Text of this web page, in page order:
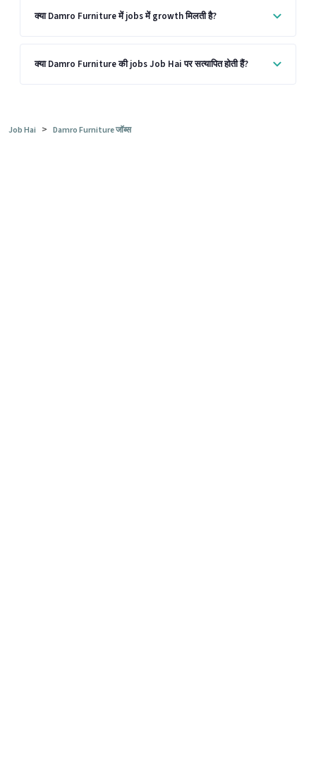
क्या Damro Furniture में jobs में growth मिलती है?
क्या Damro Furniture की jobs Job Hai पर सत्यापित होती हैं?
Job Hai > Damro Furniture जॉब्स